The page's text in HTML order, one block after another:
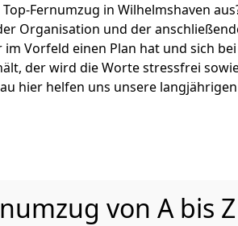
Fernumzug in Wilhelmshaven
Organisation und der
Vorfeld einen Plan hat und sich
der wird die Worte stressfrei
hier helfen uns unsere langjährigen
von A bis